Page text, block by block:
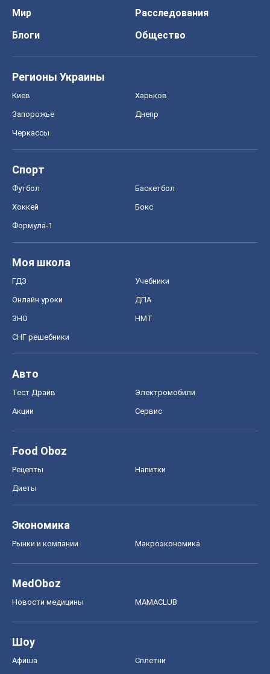
Мир
Расследования
Блоги
Общество
Регионы Украины
Киев Харьков
Запорожье Днепр
Черкассы
Спорт
Футбол Баскетбол
Хоккей Бокс
Формула-1
Моя школа
ГДЗ Учебники
Онлайн уроки ДПА
ЗНО НМТ
СНГ решебники
Авто
Тест Драйв Электромобили
Акции Сервис
Food Oboz
Рецепты Напитки
Диеты
Экономика
Рынки и компании Mакроэкономика
MedOboz
Новости медицины MAMACLUB
Шоу
Афиша Сплетни